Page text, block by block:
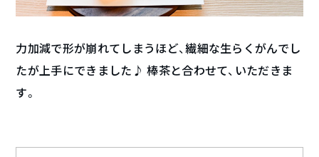
力加減で形が崩れてしまうほど、繊細な生らくがんでし
たが上手にできました♪ 棒茶と合わせて、いただきま
す。